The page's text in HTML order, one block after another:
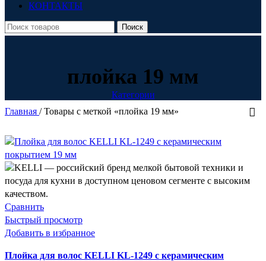
КОНТАКТЫ
Поиск
плойка 19 мм
Категории
Главная / Товары с меткой «плойка 19 мм»
Сравнить
Быстрый просмотр
Добавить в избранное
Плойка для волос KELLI KL-1249 с керамическим